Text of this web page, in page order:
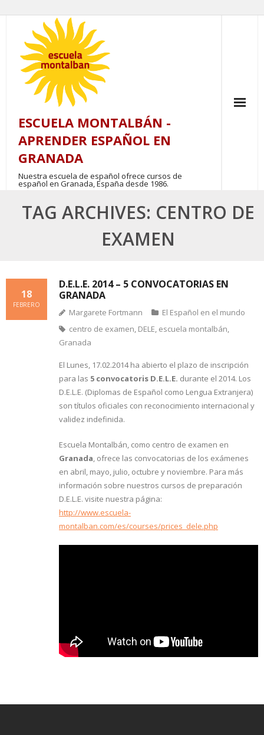
content
ESCUELA MONTALBÁN -
APRENDER ESPAÑOL EN
GRANADA
Nuestra escuela de español ofrece cursos de
español en Granada, España desde 1986.
TAG ARCHIVES: CENTRO DE
EXAMEN
D.E.L.E. 2014 – 5 CONVOCATORIAS EN
GRANADA
18
FEBRERO
Margarete Fortmann
El Español en el mundo
centro de examen, DELE, escuela montalbán,
Granada
El Lunes, 17.02.2014 ha abierto el plazo de inscripción
para las 5 convocatoris D.E.L.E. durante el 2014. Los
D.E.L.E. (Diplomas de Español como Lengua Extranjera)
son títulos oficiales con reconocimiento internacional y
validez indefinida.
Escuela Montalbán, como centro de examen en
Granada, ofrece las convocatorias de los exámenes
en abril, mayo, julio, octubre y noviembre. Para más
información sobre nuestros cursos de preparación
D.E.L.E. visite nuestra página:
http://www.escuela-
montalban.com/es/courses/prices_dele.php